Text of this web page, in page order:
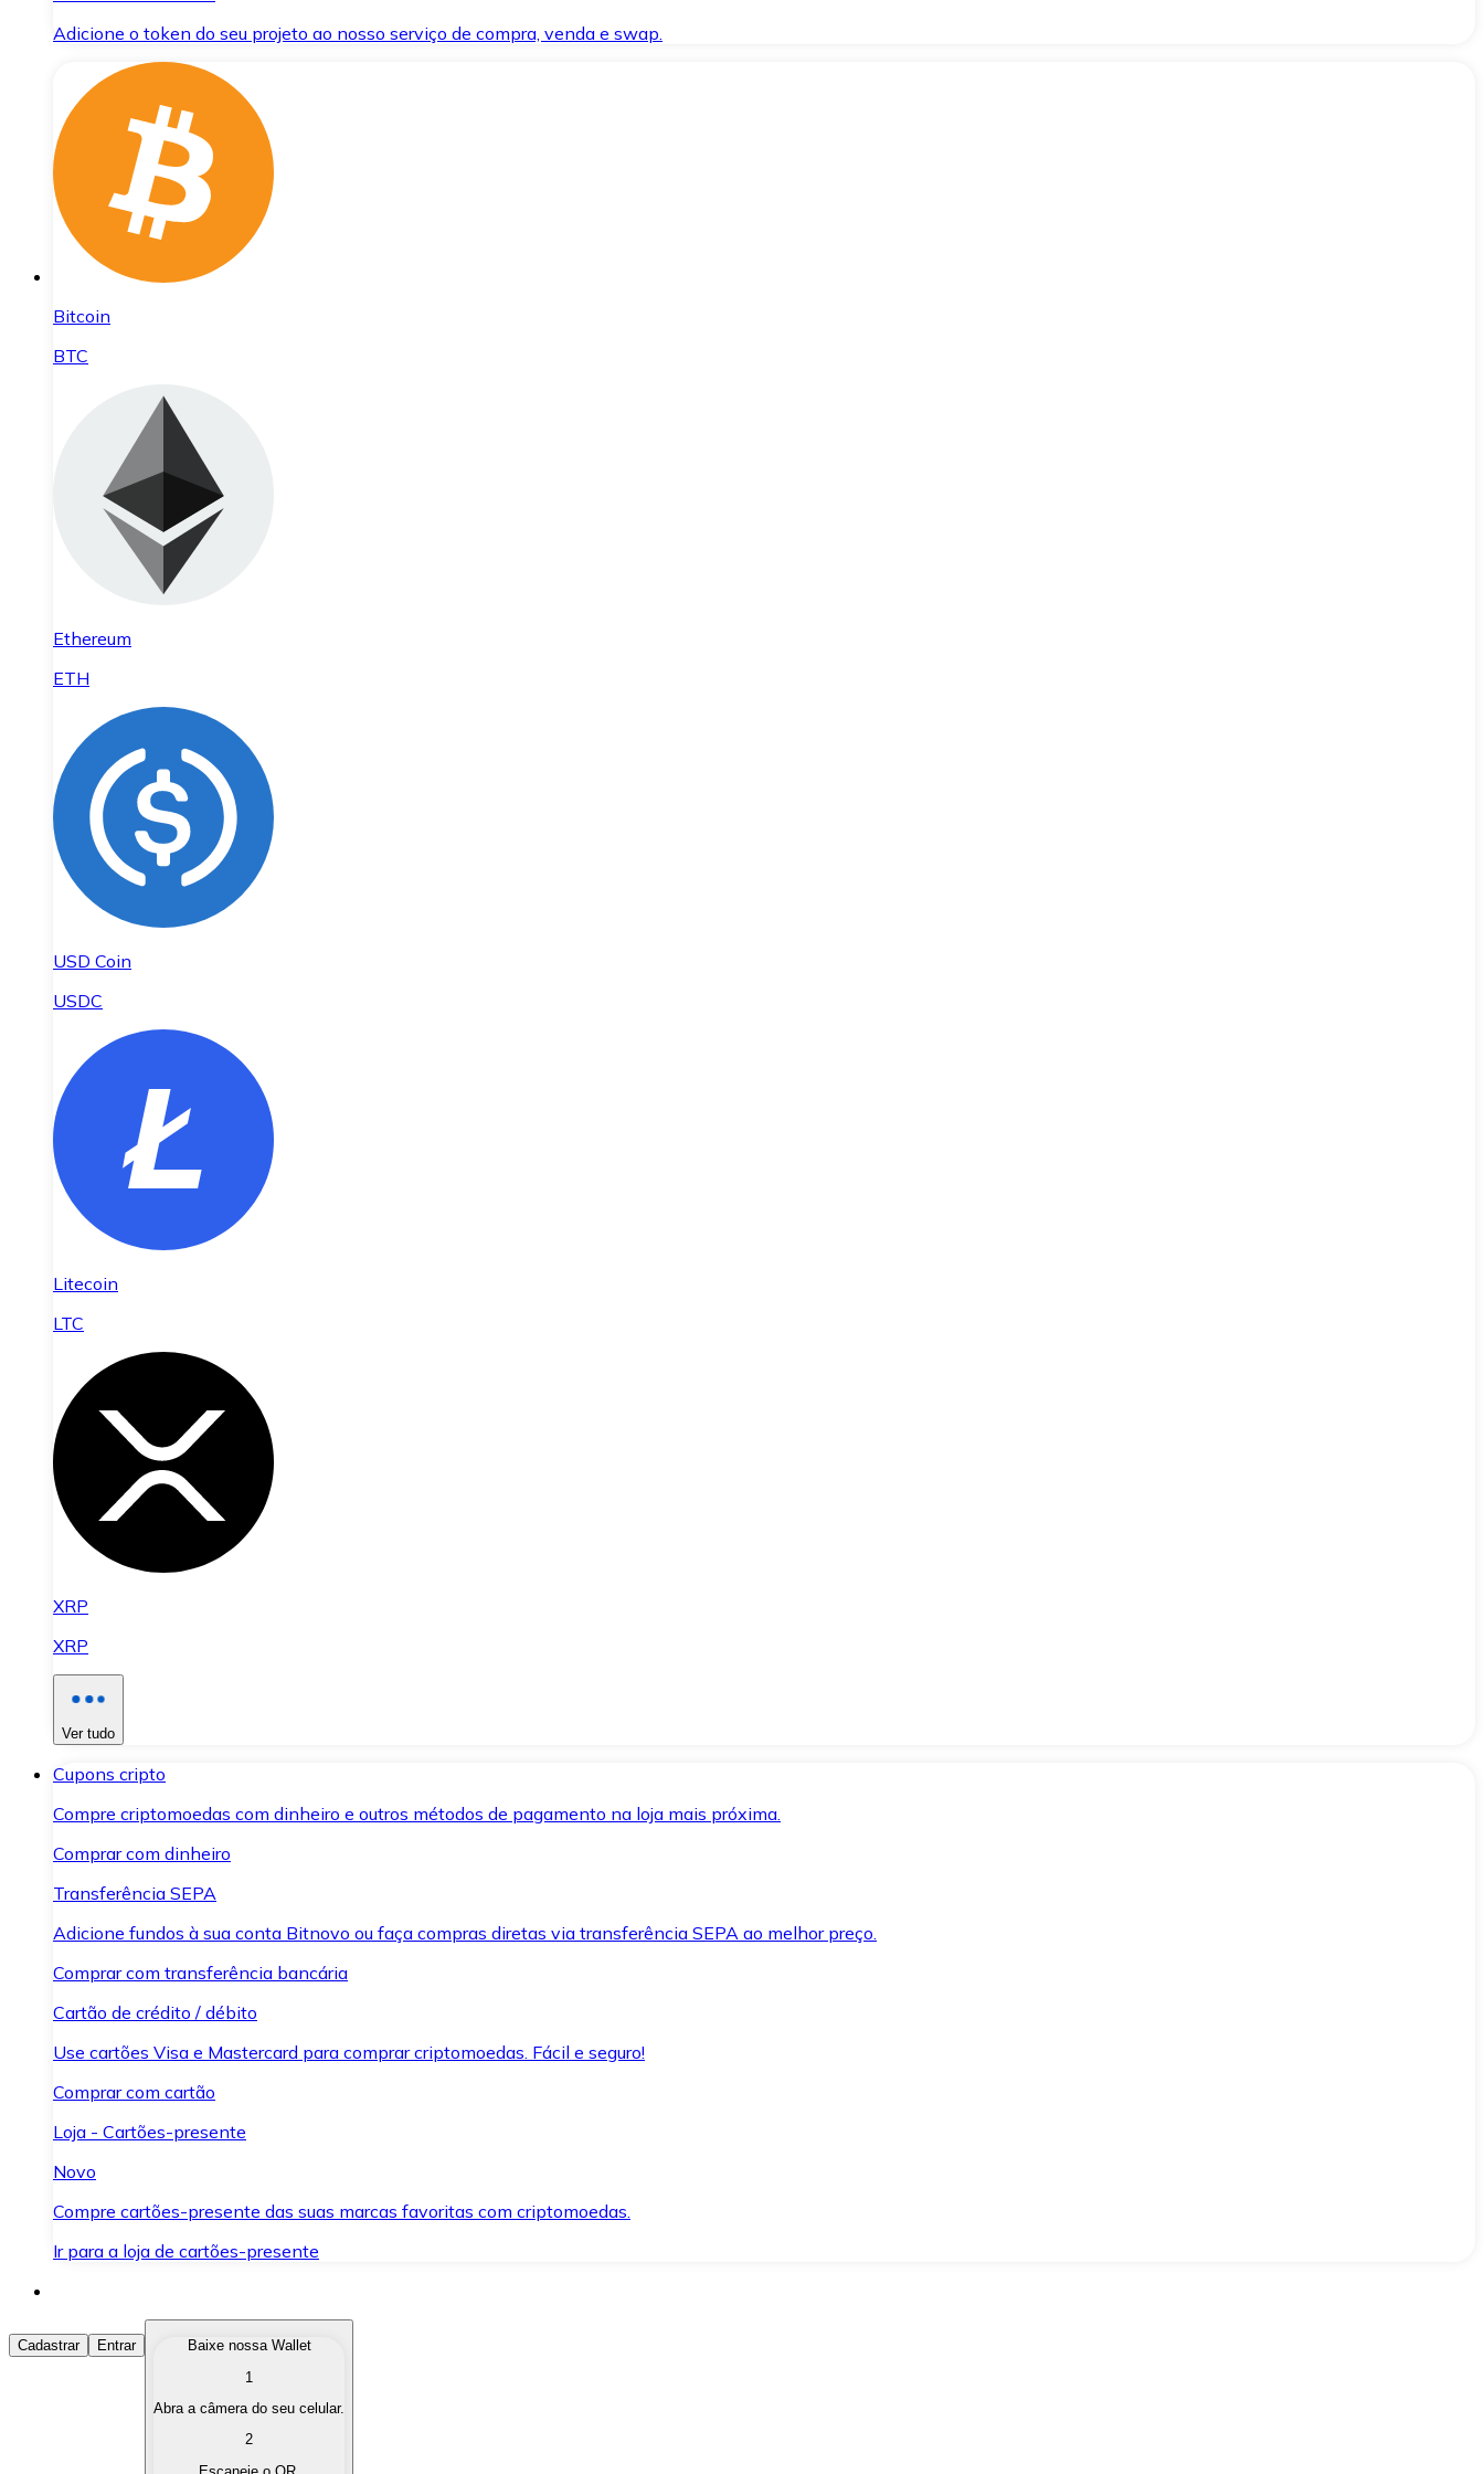
Adicione o token do seu projeto ao nosso serviço de compra, venda e swap.
Bitcoin
BTC
Ethereum
ETH
USD Coin
USDC
Litecoin
LTC
XRP
XRP
Ver tudo
Cupons cripto
Compre criptomoedas com dinheiro e outros métodos de pagamento na loja mais próxima.
Comprar com dinheiro
Transferência SEPA
Adicione fundos à sua conta Bitnovo ou faça compras diretas via transferência SEPA ao melhor preço.
Comprar com transferência bancária
Cartão de crédito / débito
Use cartões Visa e Mastercard para comprar criptomoedas. Fácil e seguro!
Comprar com cartão
Loja - Cartões-presente
Novo
Compre cartões-presente das suas marcas favoritas com criptomoedas.
Ir para a loja de cartões-presente
Comprar Criptomoedas
Compre as criptomoedas de seu interesse de forma rápida e segura.
Converta suas criptomoedas em moeda fiduciária quando precisar.
Cadastrar Entrar
Baixe nossa Wallet
1
Abra a câmera do seu celular.
2